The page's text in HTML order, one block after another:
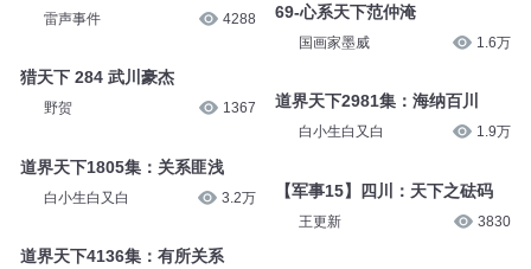
雷声事件 4288
猎天下 284 武川豪杰
野贺 1367
道界天下1805集：关系匪浅
白小生白又白 3.2万
道界天下4136集：有所关系
69-心系天下范仲淹
国画家墨威 1.6万
道界天下2981集：海纳百川
白小生白又白 1.9万
【军事15】四川：天下之砝码
王更新 3830